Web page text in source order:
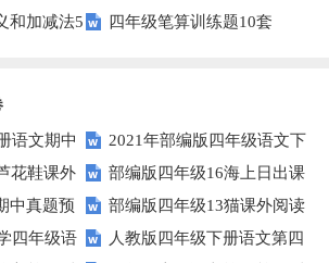
末)
22页
和加减法5
四年级笔算训练题10套
语文期中
）
2021年部编版四年级语文下
册句子专项练习题及答案
花鞋课外
部编版四年级16海上日出课
外阅读练习题及答案
中真题预
，含答
部编版四年级13猫课外阅读
练习题及答案
四年级语
人教版四年级下册语文第四